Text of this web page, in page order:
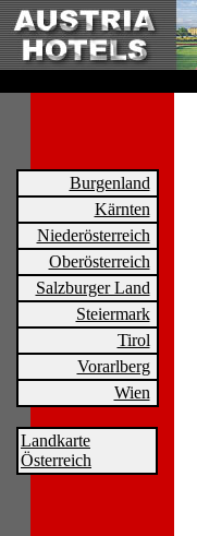
Burgenland
Kärnten
Niederösterreich
Oberösterreich
Salzburger Land
Steiermark
Tirol
Vorarlberg
Wien
Landkarte
Österreich